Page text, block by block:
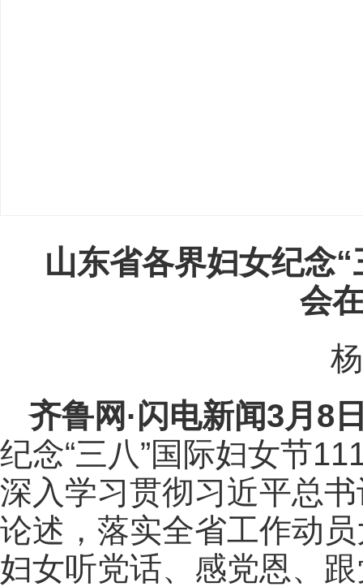
山东省各界妇女纪念
会
齐鲁网 ·闪电新闻3月8
纪念“三八”国际妇女节
深入学习贯彻习近平总
论述，落实全省工作动
妇女听党话、感党恩、